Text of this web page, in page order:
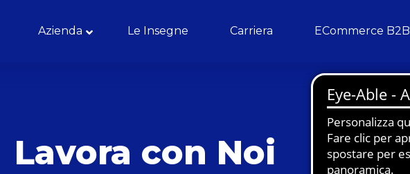
Azienda Le Insegne Carriera ECommerce B2B
Lavora con Noi